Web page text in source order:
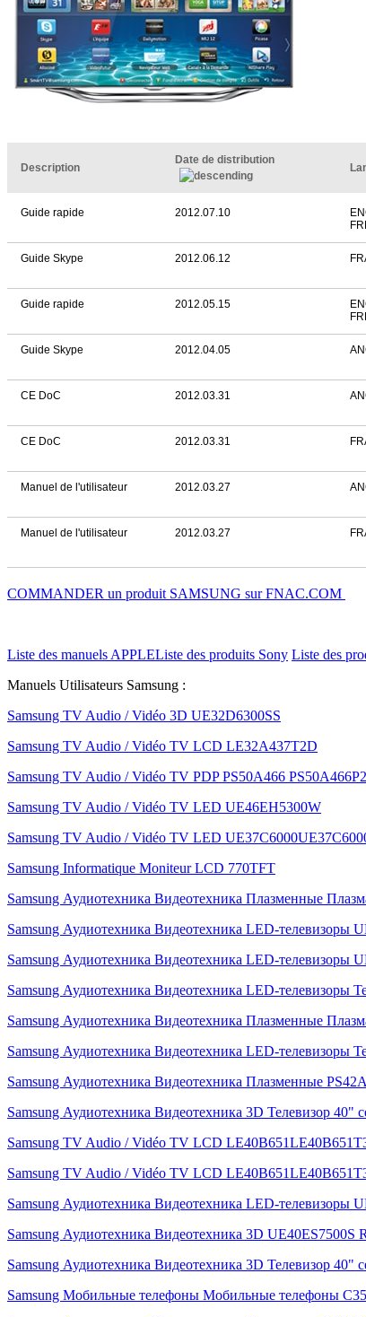
Description
Date de distribution
Guide rapide 2012.07.10
Guide Skype 2012.06.12
Guide rapide 2012.05.15
Guide Skype 2012.04.05
CE DoC 2012.03.31
CE DoC 2012.03.31
Manuel de l'utilisateur 2012.03.27
Manuel de l'utilisateur 2012.03.27
COMMANDER un produit SAMSUNG sur FNAC.COM
Liste des manuels APPLEListe des produits Sony Liste des
Manuels Utilisateurs Samsung :
Samsung TV Audio / Vidéo 3D UE32D6300SS
Samsung TV Audio / Vidéo TV LCD LE32A437T2D
Samsung TV Audio / Vidéo TV PDP PS50A466
Samsung TV Audio / Vidéo TV LED UE46EH5300W
Samsung TV Audio / Vidéo TV LED
Samsung Informatique Moniteur LCD 770TFT
Samsung Аудиотехника Видеотехника Плазменные
Samsung Аудиотехника Видеотехника LED-телевизоры
Samsung Аудиотехника Видеотехника LED-телевизоры
Samsung Аудиотехника Видеотехника LED-телевизоры
Samsung Аудиотехника Видеотехника Плазменные
Samsung Аудиотехника Видеотехника LED-
Samsung Аудиотехника Видеотехника Плазменные
Samsung Аудиотехника Видеотехника 3D Телевизор
Samsung TV Audio / Vidéo TV LCD
Samsung TV Audio / Vidéo TV LCD
Samsung Аудиотехника Видеотехника LED-телевизоры
Samsung Аудиотехника Видеотехника 3D UE40ES7500S
Samsung Аудиотехника Видеотехника 3D Телевизор
Samsung Мобильные телефоны Мобильные телефоны